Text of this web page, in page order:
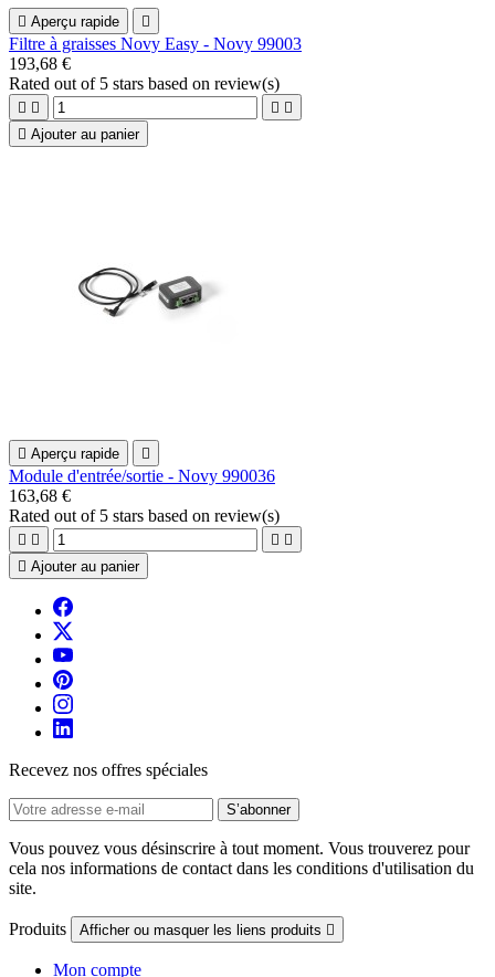
 Aperçu rapide 
Filtre à graisses Novy Easy - Novy 99003
193,68 €
Rated out of 5 stars based on review(s)
   
 Ajouter au panier
 Aperçu rapide 
Module d'entrée/sortie - Novy 990036
163,68 €
Rated out of 5 stars based on review(s)
   
 Ajouter au panier
Recevez nos offres spéciales
Vous pouvez vous désinscrire à tout moment. Vous trouverez pour
cela nos informations de contact dans les conditions d'utilisation du
site.
Produits Afficher ou masquer les liens produits 
Mon compte